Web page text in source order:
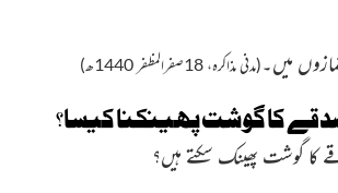
میں۔(مدنی مذاکرہ، 18صفرالمظفر 1440ھ)
کا گوشت پھینک سکتے ہیں؟